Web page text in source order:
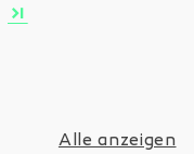
Alle anzeigen